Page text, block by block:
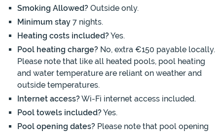
Smoking Allowed? Outside only.
Minimum stay 7 nights.
Heating costs included?Yes.
Pool heating charge? No, extra €150 payable locally.
Please note that like all heated pools, pool heating
and water temperature are reliant on weather and
outside temperatures.
Internet access?Wi-Fi internet access included.
Pool towels included?Yes.
Pool opening dates? Please note that pool opening